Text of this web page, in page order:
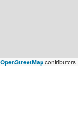
OpenStreetMapcontributors